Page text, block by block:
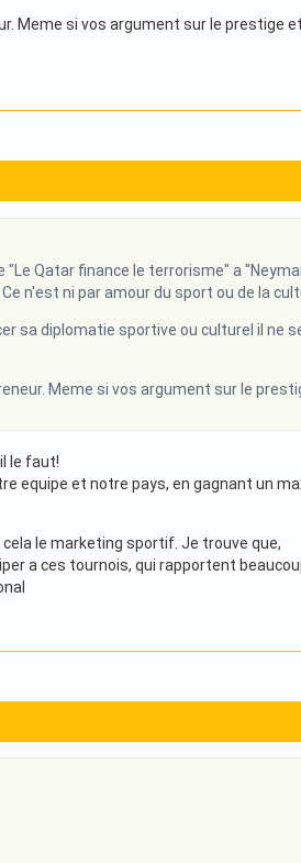
Meme si vos argument sur le prestige et
Qatar finance le terrorisme" a
n'est ni par amour du sport ou de la
sa diplomatie sportive ou culturel il ne
Meme si vos argument sur le
le faut!
equipe et notre pays, en gagnant un
le marketing sportif. Je trouve que,
a ces tournois, qui rapportent